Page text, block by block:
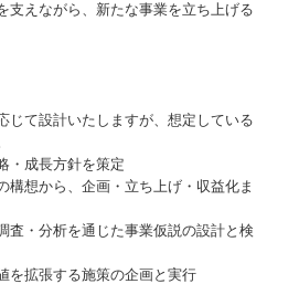
支えながら、新たな事業を立ち上げる
じて設計いたしますが、想定している
・成長方針を策定
構想から、企画・立ち上げ・収益化ま
査・分析を通じた事業仮説の設計と検
を拡張する施策の企画と実行